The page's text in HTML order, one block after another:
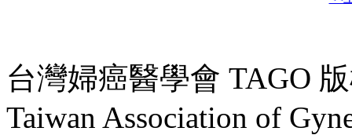
台灣婦癌醫學會 TAGO
Taiwan Association of